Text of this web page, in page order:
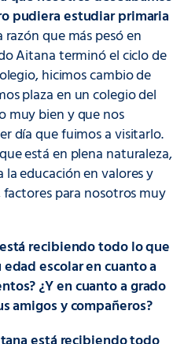
pudiera estudiar primaria
razón que más pesó en
Aitana terminó el ciclo de
hicimos cambio de
plaza en un colegio del
muy bien y que nos
día que fuimos a visitarlo.
está en plena naturaleza,
educación en valores y
factores para nosotros muy
recibiendo todo lo que
escolar en cuanto a
¿Y en cuanto a grado
amigos y compañeros?